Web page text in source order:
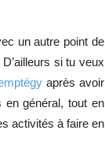
un autre point de
si tu veux
après avoir
en général, tout en
activités à faire en